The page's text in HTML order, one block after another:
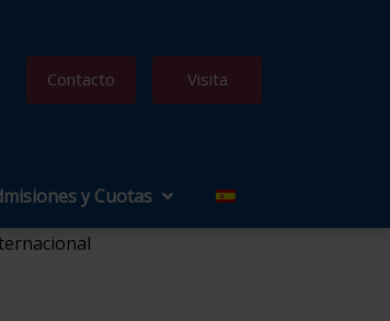
Contacto Visita
y Cuotas